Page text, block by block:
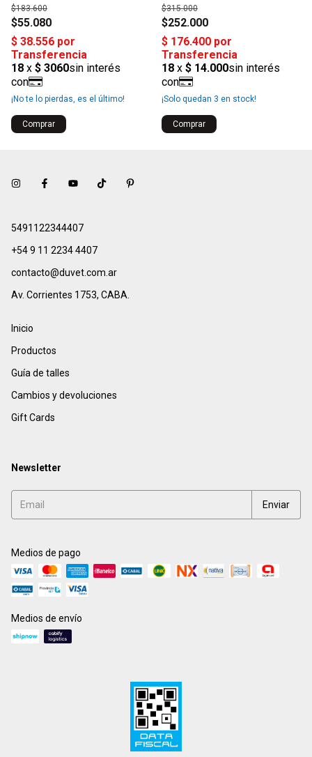
$55.080
$183.600
¡No te lo pierdas, es el último!
$252.000
$315.000
¡Solo quedan 3 en stock!
Comprar
5491122344407
+54 9 11 2234 4407
contacto@duvet.com.ar
Av. Corrientes 1753, CABA.
Inicio
Productos
Guía de talles
Cambios y devoluciones
Gift Cards
Newsletter
Medios de pago
Medios de envío